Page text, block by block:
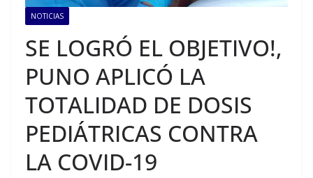
NOTICIAS
SE LOGRÓ EL OBJETIVO!,
PUNO APLICÓ LA
TOTALIDAD DE DOSIS
PEDIÁTRICAS CONTRA
LA COVID-19